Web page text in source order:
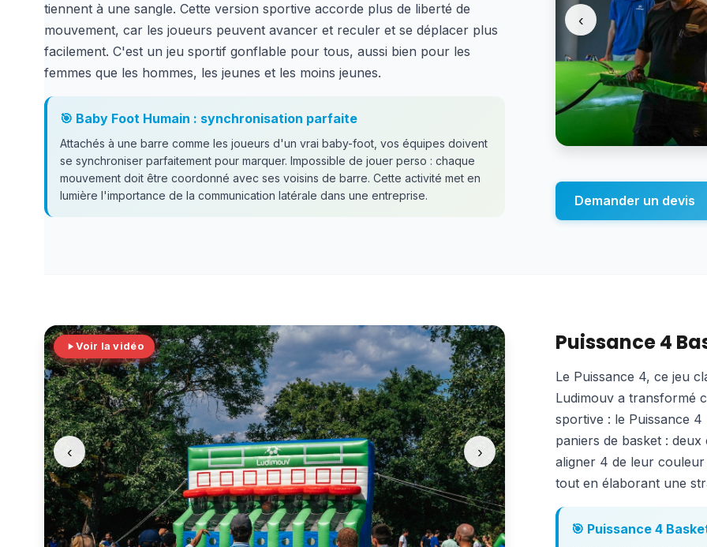
‹
tiennent à une sangle. Cette version sportive accorde plus de liberté de
mouvement, car les joueurs peuvent avancer et reculer et se déplacer plus
facilement. C'est un jeu sportif gonflable pour tous, aussi bien pour les
femmes que les hommes, les jeunes et les moins jeunes.
🎯 Baby Foot Humain : synchronisation parfaite
Attachés à une barre comme les joueurs d'un vrai baby-foot, vos équipes doivent
se synchroniser parfaitement pour marquer. Impossible de jouer perso : chaque
mouvement doit être coordonné avec ses voisins de barre. Cette activité met en
lumière l'importance de la communication latérale dans une entreprise.
Demander un devis
Voir la vidéo
‹ ›
Puissance 4
Le Puissance 4, ce jeu
Ludimouv a transformé
sportive : le Puissance 4
paniers de basket :
aligner 4 de leur
tout en élaborant une
🎯 Puissance 4